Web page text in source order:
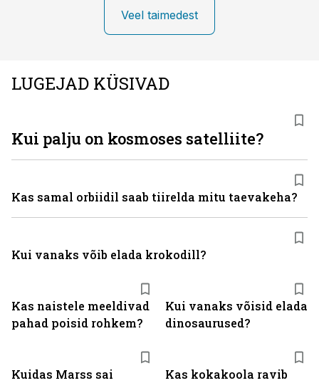
Veel taimedest
LUGEJAD KÜSIVAD
Kas naistele meeldivad
pahad poisid rohkem?
Kui vanaks võisid elada
dinosaurused?
Kuidas Marss sai
Kas kokakoola ravib
Kui palju on kosmoses satelliite?
Kas samal orbiidil saab tiirelda mitu taevakeha?
Kui vanaks võib elada krokodill?